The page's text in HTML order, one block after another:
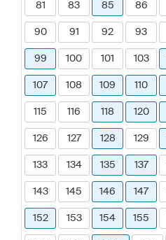
81 83 85 86
90 91 92 93
99 100 101 103
107 108 109 110
115 116 118 120
126 127 128 129
133 134 135 137
143 145 146 147
152 153 154 155